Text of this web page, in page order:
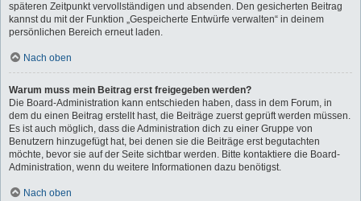
späteren Zeitpunkt vervollständigen und absenden. Den gesicherten Beitrag
kannst du mit der Funktion „Gespeicherte Entwürfe verwalten“ in deinem
persönlichen Bereich erneut laden.
Nach oben
Warum muss mein Beitrag erst freigegeben werden?
Die Board-Administration kann entschieden haben, dass in dem Forum, in
dem du einen Beitrag erstellt hast, die Beiträge zuerst geprüft werden müssen.
Es ist auch möglich, dass die Administration dich zu einer Gruppe von
Benutzern hinzugefügt hat, bei denen sie die Beiträge erst begutachten
möchte, bevor sie auf der Seite sichtbar werden. Bitte kontaktiere die Board-
Administration, wenn du weitere Informationen dazu benötigst.
Nach oben